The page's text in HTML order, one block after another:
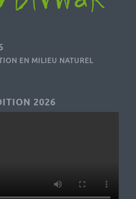
EN MILIEU NATUREL
2026